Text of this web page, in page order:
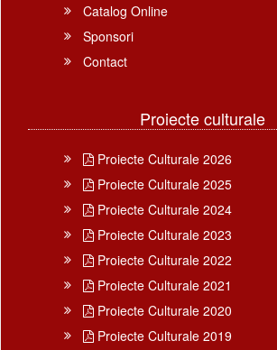
Catalog Online
Sponsori
Contact
Proiecte culturale
Proiecte Culturale 2026
Proiecte Culturale 2025
Proiecte Culturale 2024
Proiecte Culturale 2023
Proiecte Culturale 2022
Proiecte Culturale 2021
Proiecte Culturale 2020
Proiecte Culturale 2019